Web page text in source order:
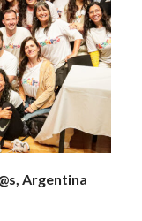
Argentina